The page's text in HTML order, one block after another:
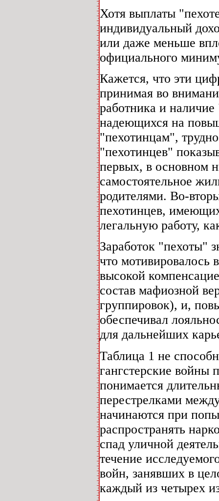
Хотя выплаты
индивидуальный
или даже меньше
официального
Кажется, что эти
принимая во
работника и наличие
надеющихся на
"пехотинцам",
"пехотинцев"
первых, в основном
самостоятельное
родителями. Во-
пехотинцев,
легальную работу,
Заработок "пехоты"
что мотивировалось
высокой
состав мафиозной
группировок), и,
обеспечивал
для дальнейших
Таблица 1 не
гангстерские войны
понимается
перестрелками
начинаются при
распространять
спад уличной
течение
войн, занявших в
каждый из четырех